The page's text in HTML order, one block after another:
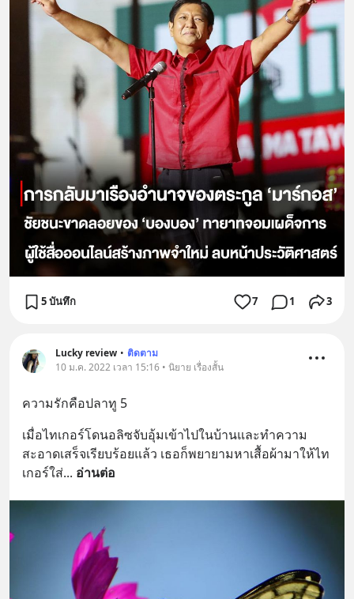
5 บันทึก 7 1 3
Lucky review • ติดตาม
10 ม.ค. 2022 เวลา 15:16 • นิยาย เรื่องสั้น
ความรักคือปลาทู 5
เมื่อไทเกอร์โดนอลิซจับอุ้มเข้าไปในบ้านและทำความ
สะอาดเสร็จเรียบร้อยแล้ว เธอก็พยายามหาเสื้อผ้ามาให้ไท
เกอร์ใส่... อ่านต่อ